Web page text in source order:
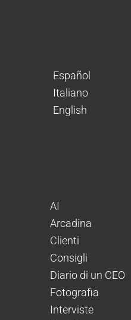
Español
Italiano
English
AI
Arcadina
Clienti
Consigli
Diario di un CEO
Fotografia
Interviste